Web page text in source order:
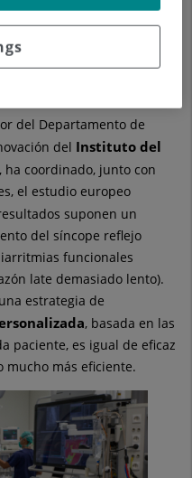
revela que un enfoque
reduce a casi un 26%
el tiempo de ablación,
del Departamento de
del Instituto del
, ha coordinado, junto con
el estudio europeo
suponen un
del síncope reflejo
funcionales
late demasiado lento).
estrategia de
, basada en las
paciente, es igual de eficaz
mucho más eficiente.